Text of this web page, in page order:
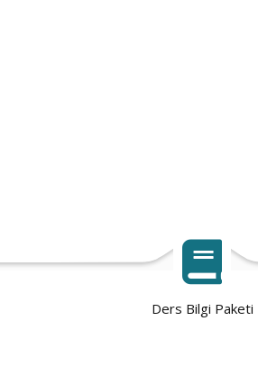
Ders Bilgi Paketi